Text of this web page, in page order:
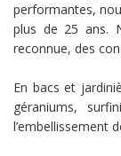
performantes,
plus de 25 ans.
reconnue, des
En bacs et
géraniums,
l’embellissement